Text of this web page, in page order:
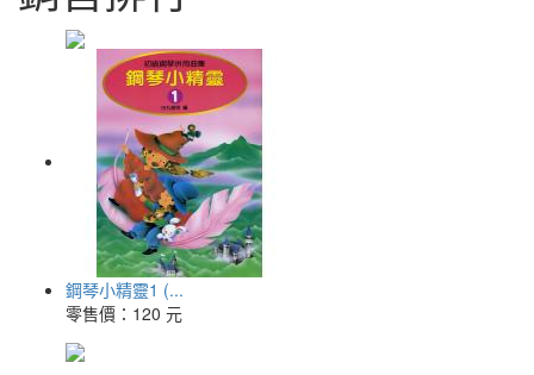
鋼琴小精靈1 (...
零售價： 120 元